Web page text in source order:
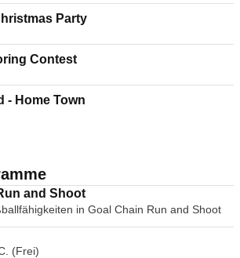
Party
Contest
- Home Town
and Shoot
in Goal Chain Run and Shoot
(Frei)